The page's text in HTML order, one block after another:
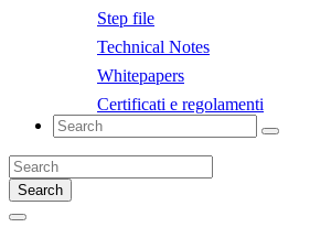
Step file
Technical Notes
Whitepapers
Certificati e regolamenti
Search